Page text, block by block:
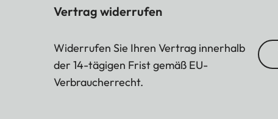
Vertrag widerrufen
Widerrufen Sie Ihren Vertrag innerhalb
der 14-tägigen Frist gemäß EU-
Verbraucherrecht.